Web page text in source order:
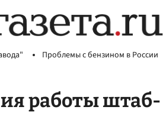
Проблемы с бензином в России
работы штаб-